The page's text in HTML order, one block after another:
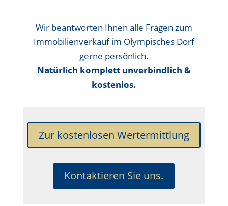
Wir beantworten Ihnen alle Fragen zum
Immobilienverkauf im Olympisches Dorf
gerne persönlich.
Natürlich komplett unverbindlich &
kostenlos.
Zur kostenlosen Wertermittlung
Kontaktieren Sie uns.